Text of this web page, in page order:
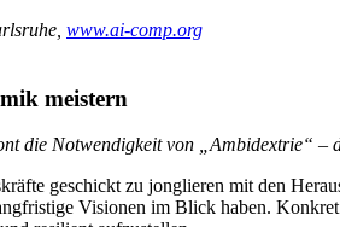
www.ai-comp.org
meistern
die Notwendigkeit von „Ambidextrie“
geschickt zu jonglieren mit den
Visionen im Blick haben.